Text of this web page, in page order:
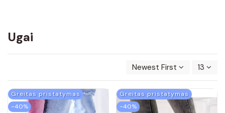
Ugai
Newest First 13
Greitas pristatymas
−40%
Greitas pristatymas
−40%